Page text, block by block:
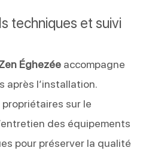
techniques et suivi
Éghezéeaccompagne
après l’installation.
propriétaires sur le
des équipements
pour préserver la qualité